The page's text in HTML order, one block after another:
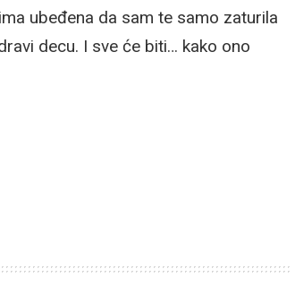
ubeđena da sam te samo zaturila
decu. I sve će biti… kako ono